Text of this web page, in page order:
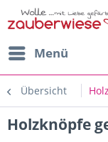
Menü
Übersicht Holz
Holzknöpfe